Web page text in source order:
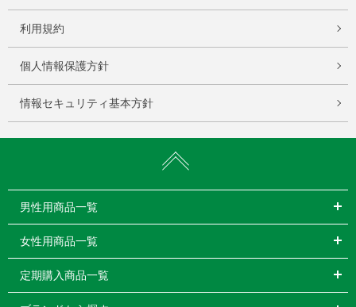
利用規約
個人情報保護方針
情報セキュリティ基本方針
男性用商品一覧
女性用商品一覧
定期購入商品一覧